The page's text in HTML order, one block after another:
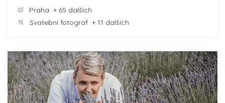
Praha + 65 dalších
Svatební fotograf + 11 dalších